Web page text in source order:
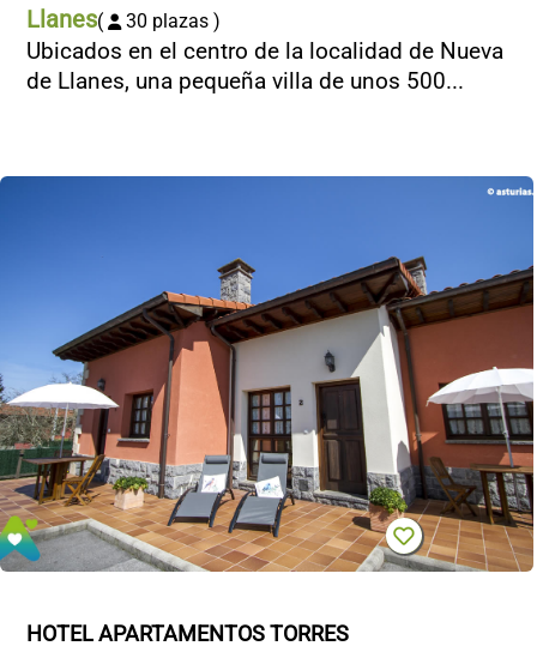
Llanes( 30 plazas )
Ubicados en el centro de la localidad de Nueva
de Llanes, una pequeña villa de unos 500...
HOTEL APARTAMENTOS TORRES